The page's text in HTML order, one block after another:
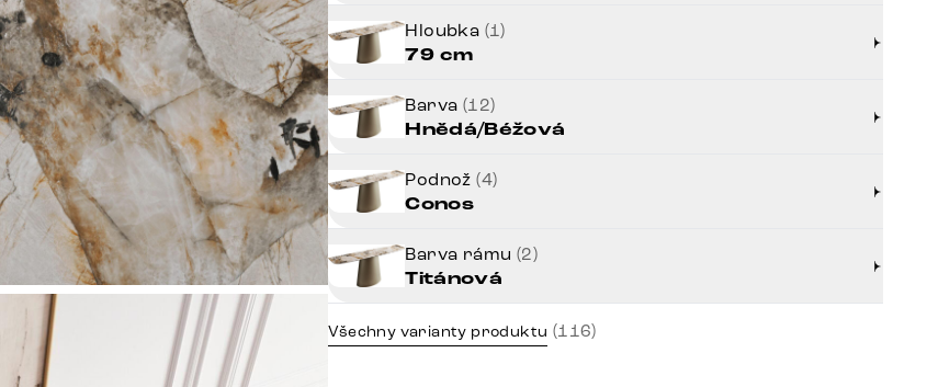
Hloubka (1)
79 cm
Barva (12)
Hnědá/Béžová
Podnož(4)
Conos
Barva rámu (2)
Titánová
Všechny varianty produktu (116)